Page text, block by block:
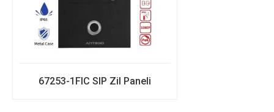
67253-1FIC SIP Zil Paneli